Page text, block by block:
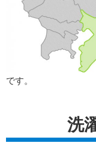
です。
洗